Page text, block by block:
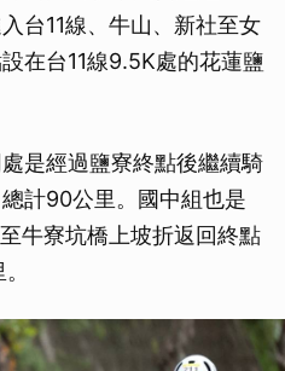
台11線、牛山、新社至女
在台11線9.5K處的花蓮鹽
是經過鹽寮終點後繼續騎
計90公里。國中組也是
牛寮坑橋上坡折返回終點